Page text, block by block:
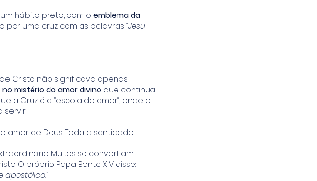
hábito preto, com o emblema da
uma cruz com as palavras “Jesu
Cristo não significava apenas
mistério do amor divino que continua
a Cruz é a “escola do amor”, onde o
amor de Deus. Toda a santidade
Muitos se convertiam
O próprio Papa Bento XIV disse:
apostólico.”